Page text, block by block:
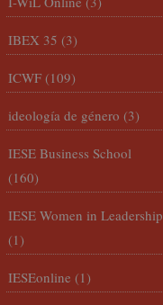
IBEX 35 (3)
ICWF (109)
ideología de género (3)
IESE Business School
(160)
IESE Women in Leadership
(1)
IESEonline (1)